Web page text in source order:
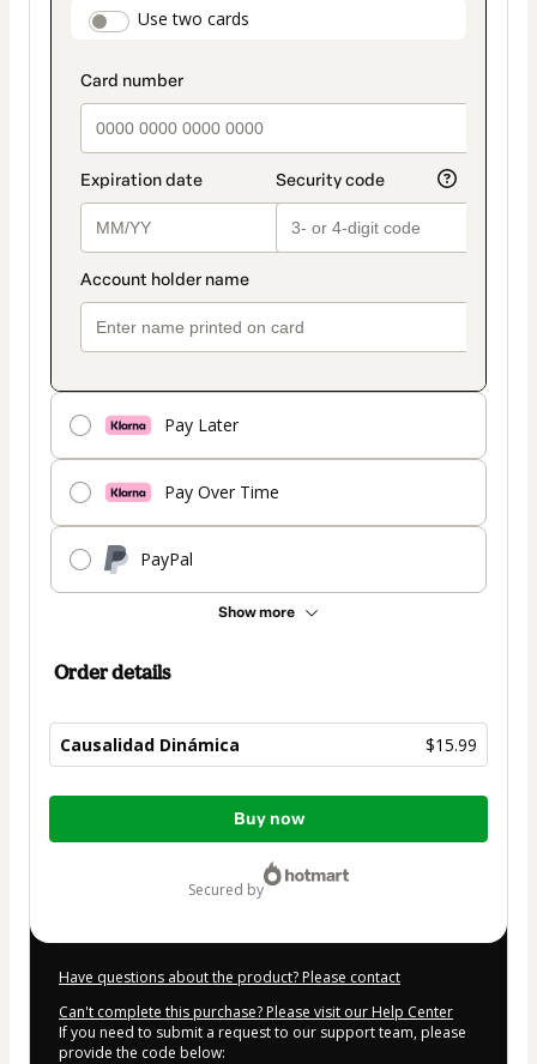
payment_data.section_title_v2
Use two cards
Pay Later
Pay Over Time
PayPal
Show more
method
Order details
Causalidad Dinámica $15.99
Total
$15.99
Buy now
secured by
Have questions about the product? Please contact
Can't complete this purchase? Please visit our Help Center
If you need to submit a request to our support team, please
provide the code below: